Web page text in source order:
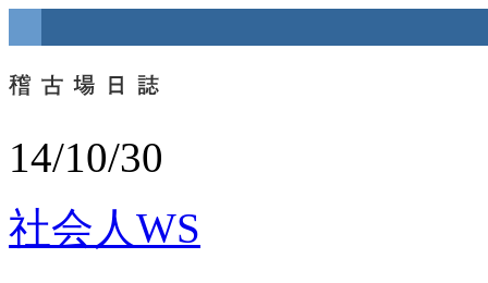
14/10/30
社会人WS